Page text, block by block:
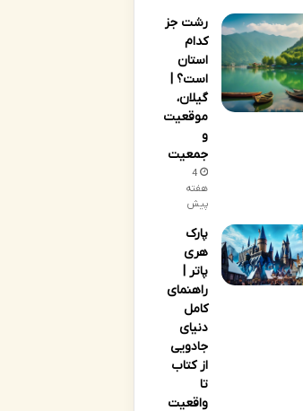
رشت جز
کدام
استان
است؟ |
گیلان،
موقعیت
و
جمعیت
4
هفته
پیش
پارک
هری
پاتر |
راهنمای
کامل
دنیای
جادویی
از کتاب
تا
واقعیت